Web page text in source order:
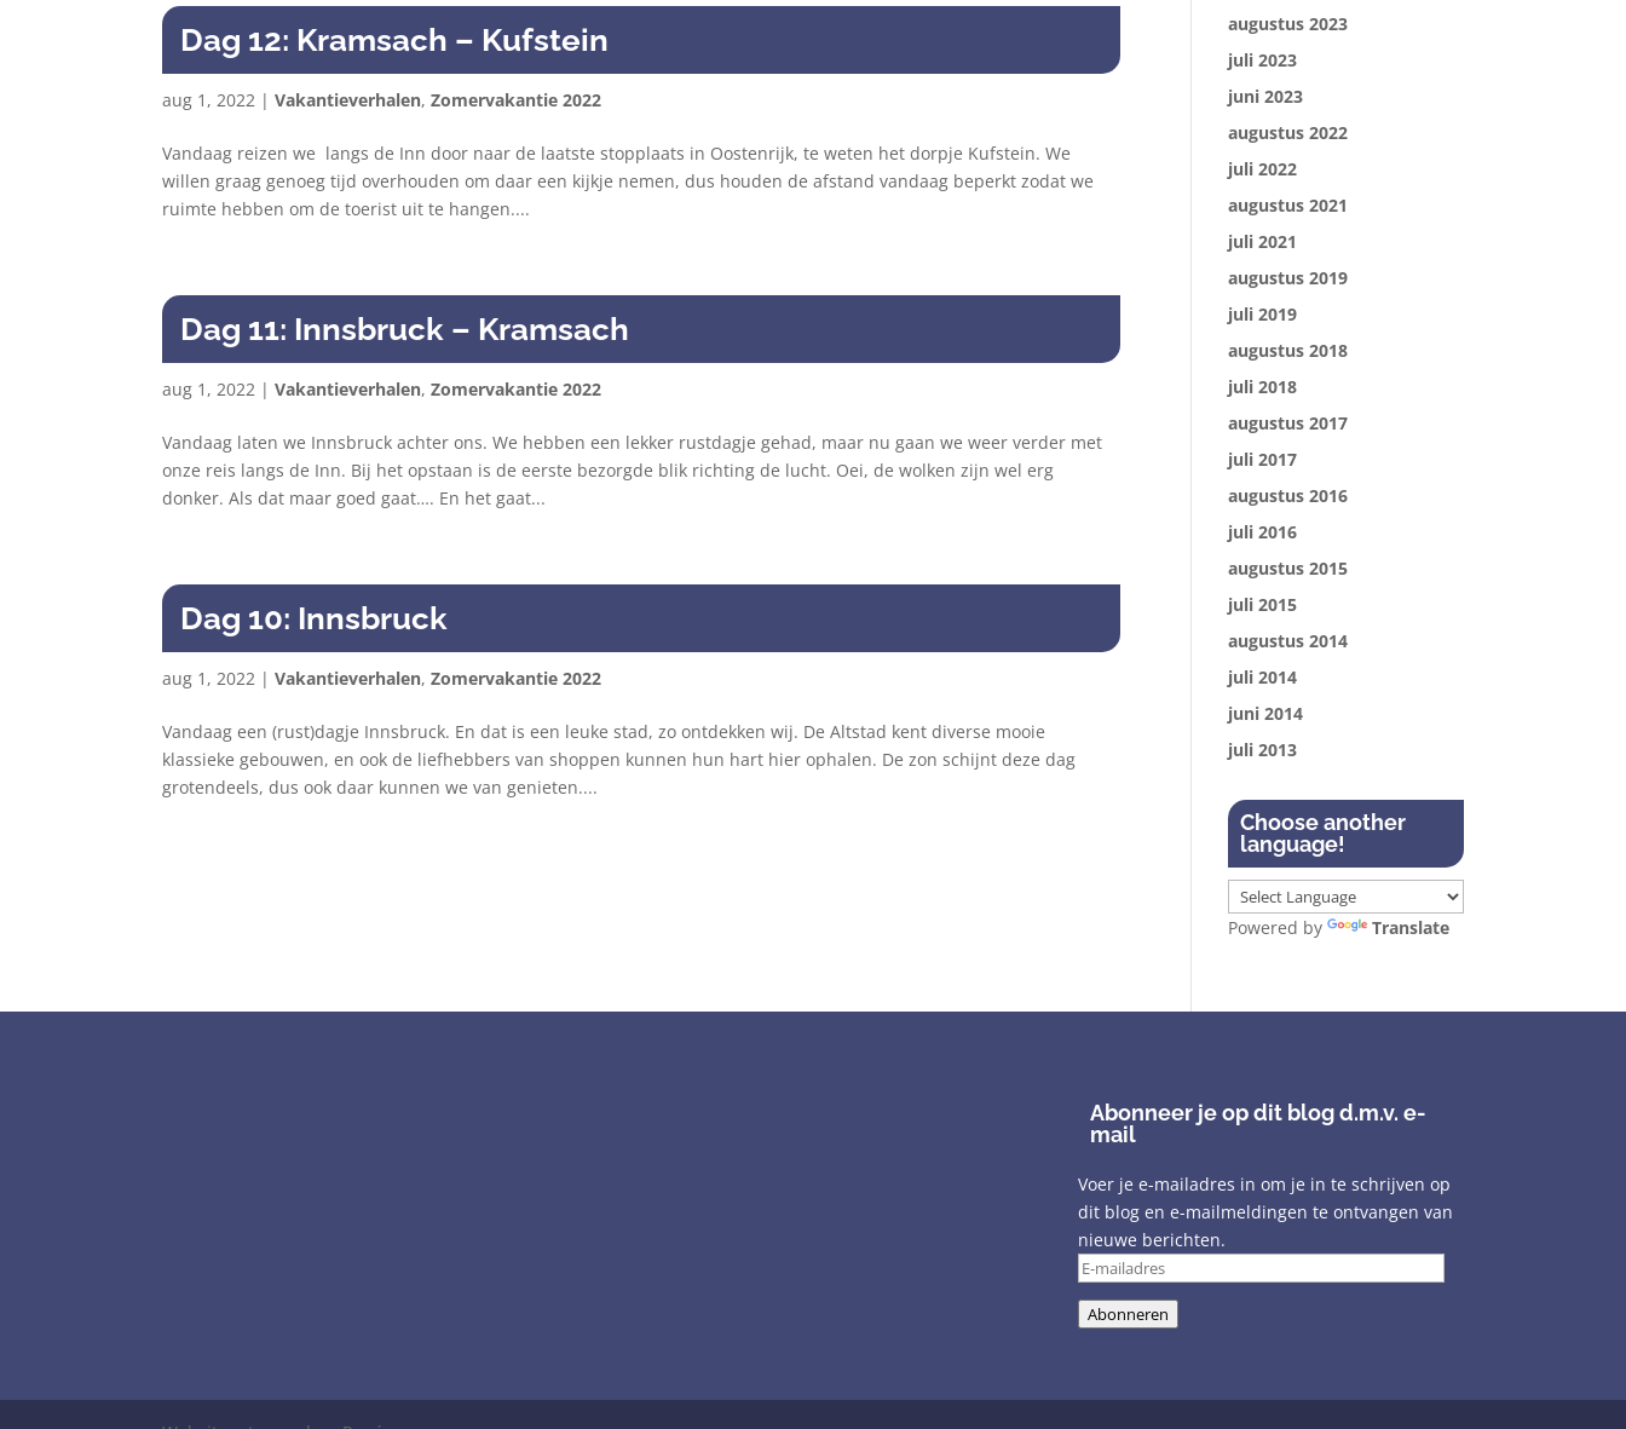
Dag 12: Kramsach – Kufstein
aug 1, 2022 |Vakantieverhalen,Zomervakantie 2022
Vandaag reizen we langs de Inn door naar de laatste stopplaats in Oostenrijk, te weten het dorpje Kufstein. We
willen graag genoeg tijd overhouden om daar een kijkje nemen, dus houden de afstand vandaag beperkt zodat we
ruimte hebben om de toerist uit te hangen....
Dag 11: Innsbruck – Kramsach
aug 1, 2022 |Vakantieverhalen,Zomervakantie 2022
Vandaag laten we Innsbruck achter ons. We hebben een lekker rustdagje gehad, maar nu gaan we weer verder met
onze reis langs de Inn. Bij het opstaan is de eerste bezorgde blik richting de lucht. Oei, de wolken zijn wel erg
donker. Als dat maar goed gaat…. En het gaat...
Dag 10: Innsbruck
aug 1, 2022 |Vakantieverhalen,Zomervakantie 2022
Vandaag een (rust)dagje Innsbruck. En dat is een leuke stad, zo ontdekken wij. De Altstad kent diverse mooie
klassieke gebouwen, en ook de liefhebbers van shoppen kunnen hun hart hier ophalen. De zon schijnt deze dag
grotendeels, dus ook daar kunnen we van genieten....
augustus 2023
juli 2023
juni 2023
augustus 2022
juli 2022
augustus 2021
juli 2021
augustus 2019
juli 2019
augustus 2018
juli 2018
augustus 2017
juli 2017
augustus 2016
juli 2016
augustus 2015
juli 2015
augustus 2014
juli 2014
juni 2014
juli 2013
Choose another
language!
Powered by Translate
Abonneer je op dit blog d.m.v. e-
mail
Voer je e-mailadres in om je in te schrijven op
dit blog en e-mailmeldingen te ontvangen van
nieuwe berichten.
E-
Abonneren